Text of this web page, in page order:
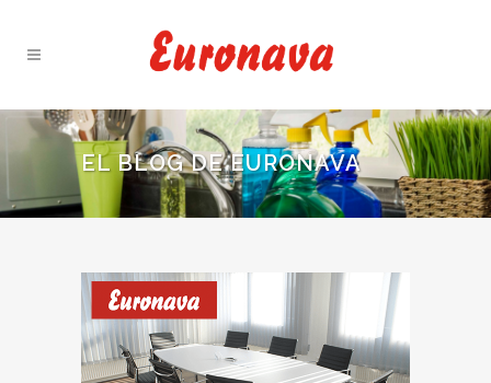
EL BLOG DE EURONAVA